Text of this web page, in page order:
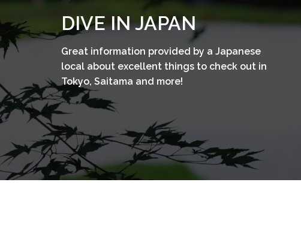
ン
テ
ン
へ
ス
キ
プ
DIVE IN JAPAN
Great information provided by a Japanese
local about excellent things to check out in
Tokyo, Saitama and more!